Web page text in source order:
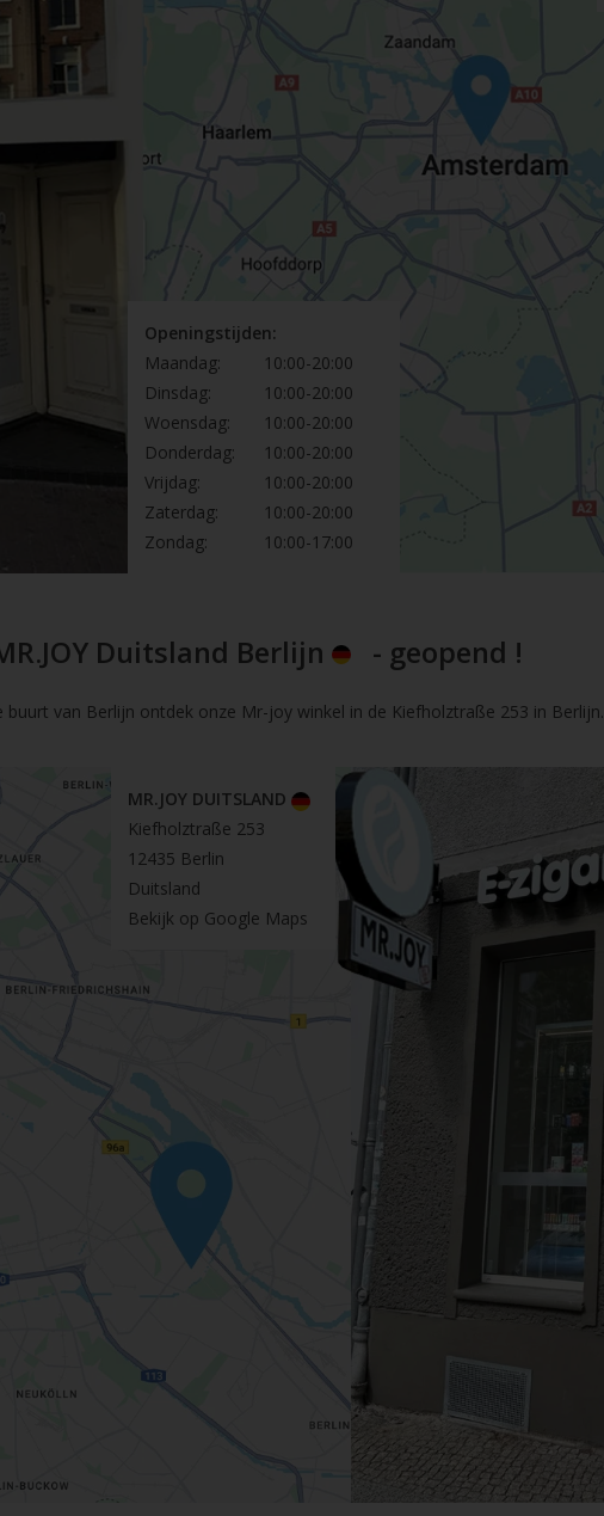
Openingstijden:
Maandag:
10:00-20:00
Dinsdag:
10:00-20:00
Woensdag:
10:00-20:00
Donderdag:
10:00-20:00
Vrijdag:
10:00-20:00
Zaterdag:
10:00-20:00
Zondag:
10:00-17:00
Duitsland Berlijn - geopend !
buurt van Berlijn ontdek onze Mr-joy winkel in de Kiefholztraße 253 in Berlijn.
MR.JOY DUITSLAND
Kiefholztraße 253
12435 Berlin
Duitsland
Bekijk op Google Maps